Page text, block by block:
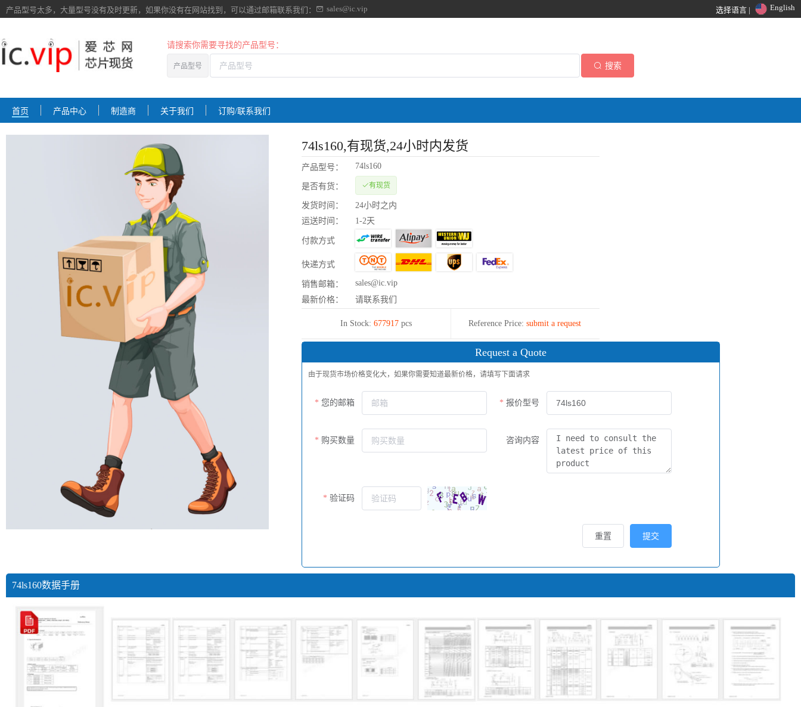
产品型号太多，大量型号没有及时更新，如果你没有在网站找到， 可以通过邮箱联系我们： sales@ic.vip 选择语言 | English
请搜索你需要寻找的产品型号：
产品型号 搜索
首页 产品中心 制造商 关于我们 订购/联系我们
74ls160,有现货,24小时内发货
产品型号： 74ls160
是否有货： 有现货
发货时间：
24小时之内
运送时间：
1-2天
付款方式
快递方式
销售邮箱：
sales@ic.vip
最新价格：
请联系我们
In Stock: 677917 pcs Reference Price: submit a request
Request a Quote
由于现货市场价格变化大，如果你需要知道最新价格，请填写下面请求
您的邮箱 报价型号
购买数量 咨询内容
验证码
提交
重置
74ls160数据手册